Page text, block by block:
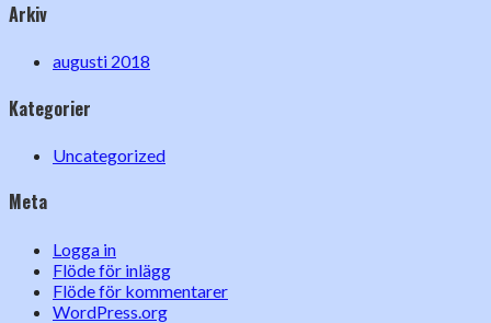
Arkiv
augusti 2018
Kategorier
Uncategorized
Meta
Logga in
Flöde för inlägg
Flöde för kommentarer
WordPress.org